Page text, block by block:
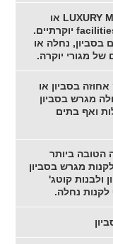
אחוזה בסביון אשר נקראת גם LUXURY Mansion או
בלשון אחרים manor house, מציעה facilities יוקרתיים.
בסביון, נחלה או
של מגורי יוקרה.
בסביון או
מגרש בסביון
ואף בתים
הטובה ביותר
מגרש בסביון
ולבנות קוטג'
לקנות נחלה.